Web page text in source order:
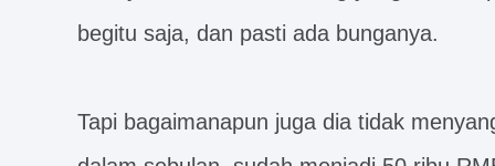
begitu saja, dan pasti ada bunganya.
Tapi bagaimanapun juga dia tidak